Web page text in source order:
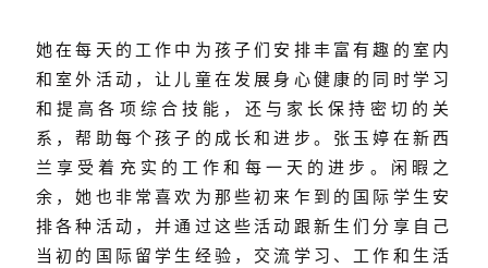
她在每天的工作中为孩子们安排丰富有趣的室内
和室外活动，让儿童在发展身心健康的同时学习
和提高各项综合技能，还与家长保持密切的关
系，帮助每个孩子的成长和进步。张玉婷在新西
兰享受着充实的工作和每一天的进步。闲暇之
余，她也非常喜欢为那些初来乍到的国际学生安
排各种活动，并通过这些活动跟新生们分享自己
当初的国际留学生经验，交流学习、工作和生活